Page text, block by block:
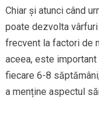
Chiar și atunci când
poate dezvolta
frecvent la factori de
aceea, este
fiecare 6-8
a menține aspectul